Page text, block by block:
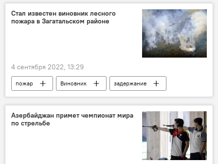
Стал известен виновник лесного
пожара в Загатальском районе
4 сентября 2022, 13:29
пожар Виновник
задержание
МЧС
Минэкологии и природных ресурсов АР
полиция
Азербайджан примет чемпионат мира
по стрельбе